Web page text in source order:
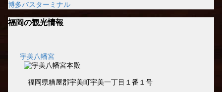
博多バスターミナル
福岡の観光情報
宇美八幡宮
福岡県糟屋郡宇美町宇美一丁目１番１号